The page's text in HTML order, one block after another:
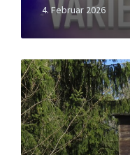
4. Februar 2026
Read
More